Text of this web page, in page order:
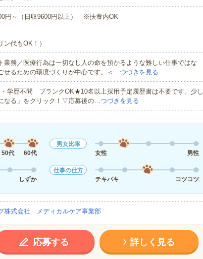
円～（日収9600円以上） ※扶養内OK
代もOK！）
業務／医療行為は一切なし人の命を預かるような難しい仕事ではな
せるための環境づくりが中心です。＜…つづきを見る
学歴不問 ブランクOK★10名以上採用予定履歴書は不要です。少し
なる」をクリック！▽応募後の…つづきを見る
50代 60代
男女比率
女性
男性
しずか
仕事の仕方
テキパキ
コツコツ
株式会社 メディカルケア事業部
応募する 詳しく見る